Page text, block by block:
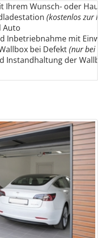
Ihrem Wunsch- oder
(kostenlos zur
Auto
Inbetriebnahme mit
bei Defekt(nur bei
Instandhaltung der